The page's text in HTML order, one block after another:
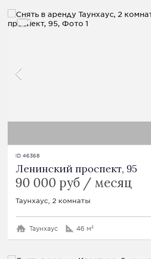
ID 46368
Ленинский проспект, 95
90 000 руб / месяц
Таунхаус, 2 комнаты
Таунхаус 46 м²